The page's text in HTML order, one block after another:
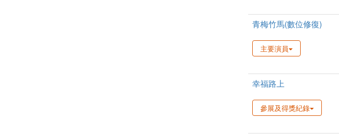
青梅竹馬(數位修復)
主要演員
幸福路上
參展及得獎紀錄